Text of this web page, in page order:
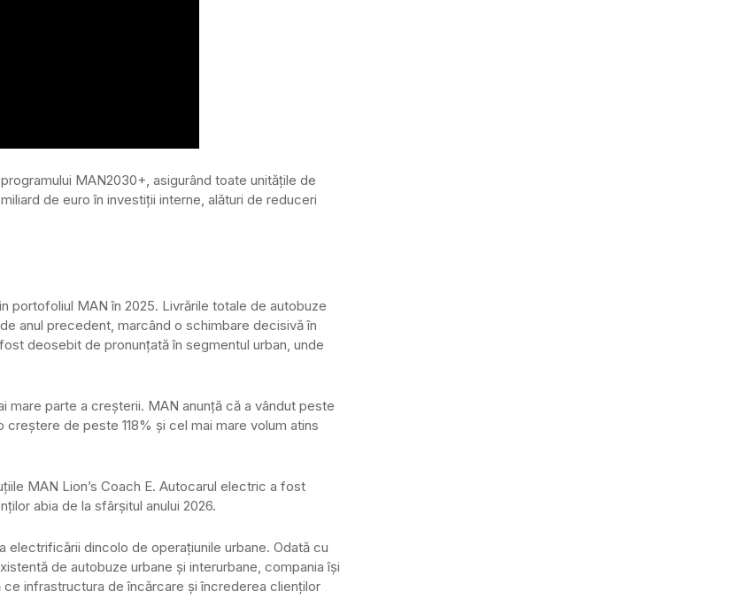
MAN2030+, asigurând toate unitățile de
de euro în investiții interne, alături de reduceri
portofoliul MAN în 2025. Livrările totale de autobuze
anul precedent, marcând o schimbare decisivă în
deosebit de pronunțată în segmentul urban, unde
parte a creșterii. MAN anunță că a vândut peste
de peste 118% și cel mai mare volum atins
MAN Lion’s Coach E. Autocarul electric a fost
abia de la sfârșitul anului 2026.
dincolo de operațiunile urbane. Odată cu
de autobuze urbane și interurbane, compania își
infrastructura de încărcare și încrederea clienților